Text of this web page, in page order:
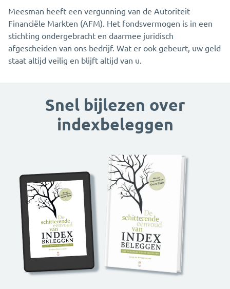
Meesman heeft een vergunning van de Autoriteit
Financiële Markten (AFM). Het fondsvermogen is in een
stichting ondergebracht en daarmee juridisch
afgescheiden van ons bedrijf. Wat er ook gebeurt, uw geld
staat altijd veilig en blijft altijd van u.
Snel bijlezen over
indexbeleggen